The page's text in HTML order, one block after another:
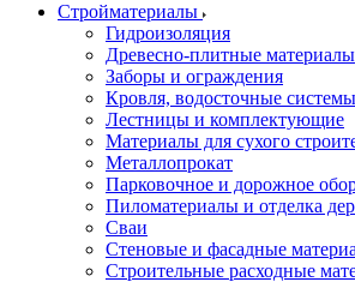
Стройматериалы
Гидроизоляция
Древесно-плитные материалы
Заборы и ограждения
Кровля, водосточные системы
Лестницы и комплектующие
Материалы для сухого
Металлопрокат
Парковочное и дорожное
Пиломатериалы и отделка
Сваи
Стеновые и фасадные
Строительные расходные